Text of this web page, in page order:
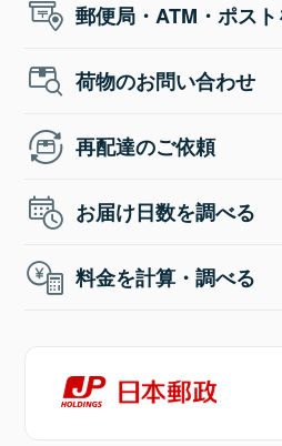
郵便局・ATM・ポス
荷物のお問い合わせ
再配達のご依頼
お届け日数を調べる
料金を計算・調べる